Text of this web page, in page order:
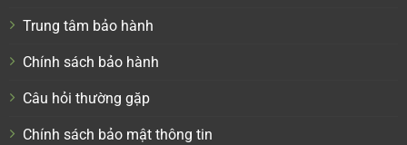
Trung tâm bảo hành
Chính sách bảo hành
Câu hỏi thường gặp
Chính sách bảo mật thông tin